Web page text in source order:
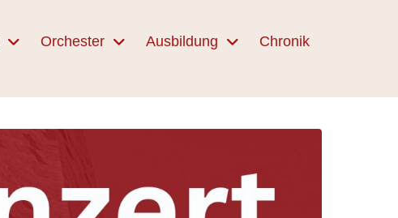
Orchester Ausbildung Chronik